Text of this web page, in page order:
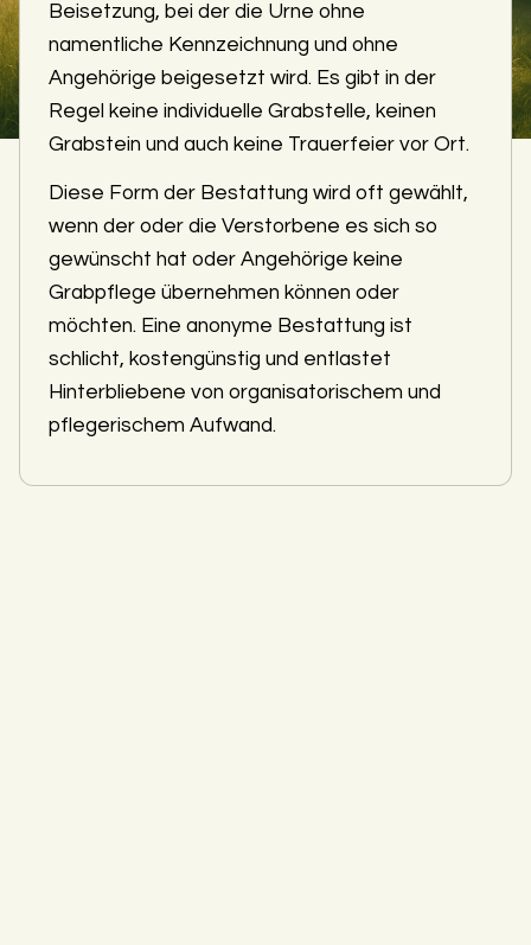
Beisetzung, bei der die Urne ohne
namentliche Kennzeichnung und ohne
Angehörige beigesetzt wird. Es gibt in der
Regel keine individuelle Grabstelle, keinen
Grabstein und auch keine Trauerfeier vor Ort.
Diese Form der Bestattung wird oft gewählt,
wenn der oder die Verstorbene es sich so
gewünscht hat oder Angehörige keine
Grabpflege übernehmen können oder
möchten. Eine anonyme Bestattung ist
schlicht, kostengünstig und entlastet
Hinterbliebene von organisatorischem und
pflegerischem Aufwand.